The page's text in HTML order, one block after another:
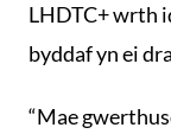
LHDTC+ wrth
byddaf yn ei
“Mae